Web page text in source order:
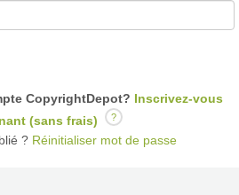
CopyrightDepot? Inscrivez-vous
(sans frais)
?
?Réinitialiser mot de passe